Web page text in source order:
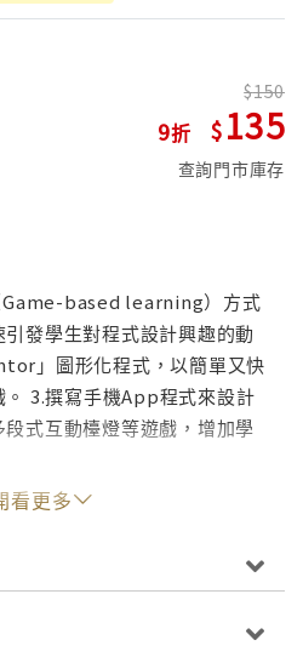
9
150
135
查詢門市庫存
Game-based learning）方式
發學生對程式設計興趣的動
」圖形化程式，以簡單又快
3.撰寫手機App程式來設計
式互動檯燈等遊戲，增加學
看更多